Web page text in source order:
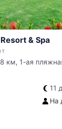
& Spa
км, 1-ая
11
На